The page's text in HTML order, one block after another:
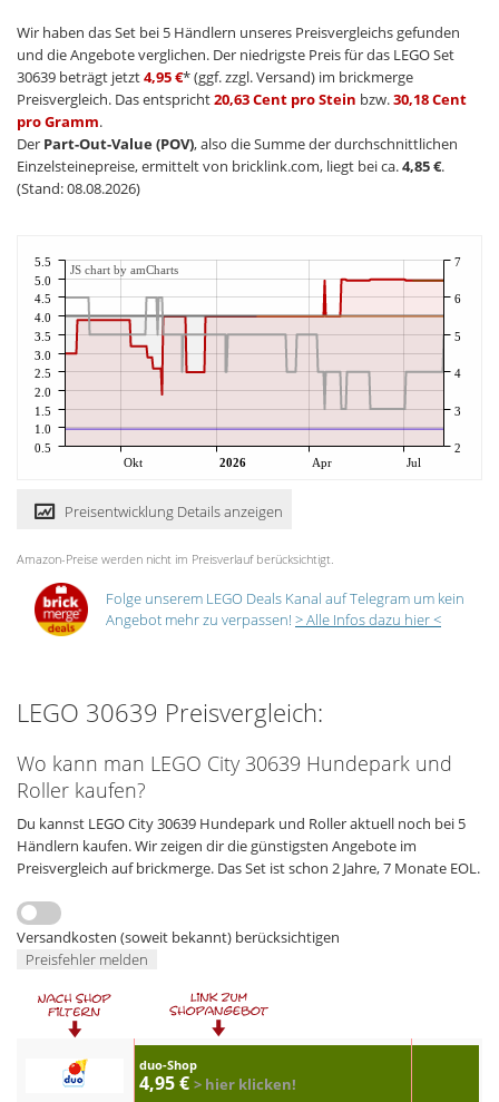
Wir haben das Set bei 5 Händlern unseres Preisvergleichs gefunden
und die Angebote verglichen. Der niedrigste Preis für das LEGO Set
30639 beträgt jetzt4,95 €* (ggf. zzgl. Versand) im brickmerge
Preisvergleich. Das entspricht20,63 Cent pro Stein bzw.30,18 Cent
pro Gramm.
Der Part-Out-Value (POV), also die Summe der durchschnittlichen
Einzelsteinepreise, ermittelt von bricklink.com, liegt bei ca.4,85 €.
(Stand: 08.08.2026)
Okt 2026 Apr Jul
0.5
1.0
1.5
2.0
2.5
3.0
3.5
4.0
4.5
5.0
5.5
2
3
4
5
6
7
JS chart by amCharts
Preisentwicklung Details anzeigen
Amazon-Preise werden nicht im Preisverlauf berücksichtigt.
Folge unserem LEGO Deals Kanal auf Telegram um kein
Angebot mehr zu verpassen! > Alle Infos dazu hier <
LEGO 30639 Preisvergleich:
Wo kann man LEGO City 30639 Hundepark und
Roller kaufen?
Du kannst LEGO City 30639 Hundepark und Roller aktuell noch bei 5
Händlern kaufen. Wir zeigen dir die günstigsten Angebote im
Preisvergleich auf brickmerge. Das Set ist schon 2 Jahre, 7 Monate EOL.
Versandkosten (soweit bekannt) berücksichtigen
Preisfehler melden
duo-Shop
4,95 € > hier klicken!